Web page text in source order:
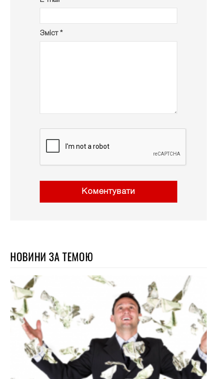
Зміст *
Коментувати
НОВИНИ ЗА ТЕМОЮ